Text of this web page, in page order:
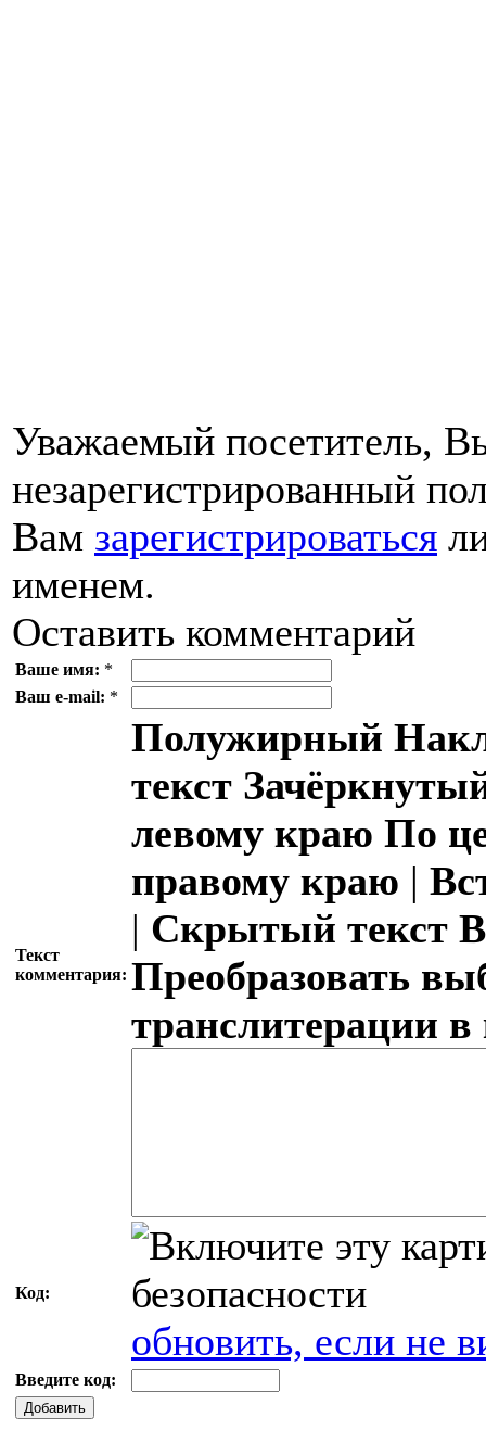
Уважаемый посетитель,
незарегистрированный
Вам зарегистрироваться
именем.
Оставить комментарий
Ваше имя: *
Ваш e-mail: *
Текст
комментария:
Полужирный
текст
левому краю По
правому краю |
| Скрытый текст
Преобразовать
транслитерации
Код:
обновить, если не
Введите код:
Добавить